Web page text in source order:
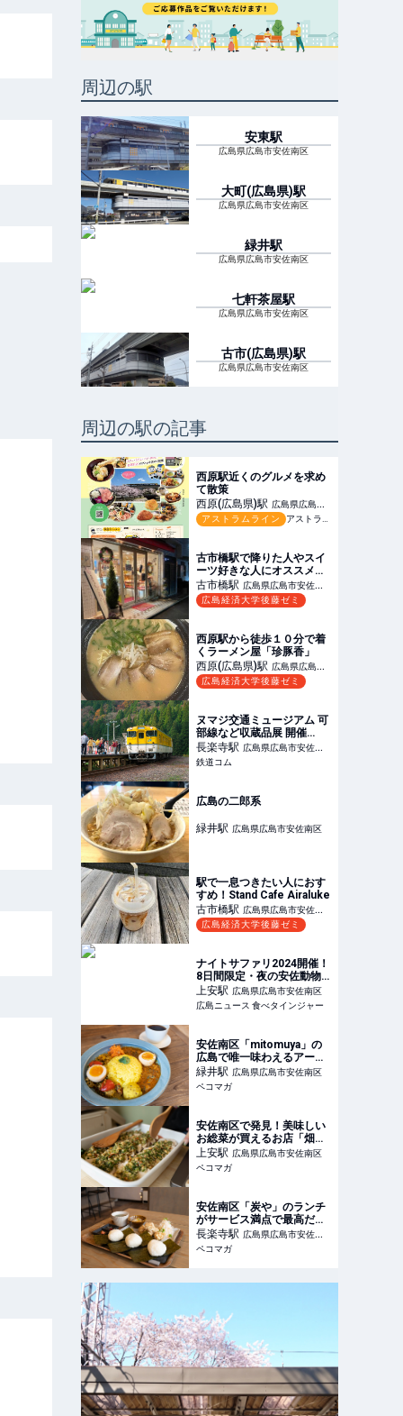
周辺の駅
安東駅
広島県広島市安佐南区
大町(広島県)駅
広島県広島市安佐南区
緑井駅
広島県広島市安佐南区
七軒茶屋駅
広島県広島市安佐南区
古市(広島県)駅
広島県広島市安佐南区
周辺の駅の記事
西原駅近くのグルメを求め
て散策
西原(広島県)駅 広島県広島市
安佐南区
アストラムライン アストラムライン沿線マガジンvol.31
古市橋駅で降りた人やスイ
ーツ好きな人にオススメ！
【フリアン】
古市橋駅 広島県広島市安佐南
区広島経済大学後藤ゼミ
西原駅から徒歩１０分で着
くラーメン屋「珍豚香」
西原(広島県)駅 広島県広島市
安佐南区
広島経済大学後藤ゼミ
ヌマジ交通ミュージアム 可
部線など収蔵品展 開催
（2024年12月21日～） -
鉄道コム
長楽寺駅 広島県広島市安佐南
区
鉄道コム
広島の二郎系
緑井駅 広島県広島市安佐南区
駅で一息つきたい人におす
すめ！Stand Cafe Airaluke
古市橋駅 広島県広島市安佐南
区広島経済大学後藤ゼミ
ナイトサファリ2024開催！
8日間限定・夜の安佐動物
園探検を
上安駅 広島県広島市安佐南区
広島ニュース 食べタインジャー
安佐南区「mitomuya」の
広島で唯一味わえるアーム
ズ珈琲とあいがけカレーを
堪能
緑井駅 広島県広島市安佐南区
ペコマガ
安佐南区で発見！美味しい
お総菜が買えるお店「畑の
おかず」
上安駅 広島県広島市安佐南区
ペコマガ
安佐南区「炭や」のランチ
がサービス満点で最高だっ
た！
長楽寺駅 広島県広島市安佐南
区
ペコマガ